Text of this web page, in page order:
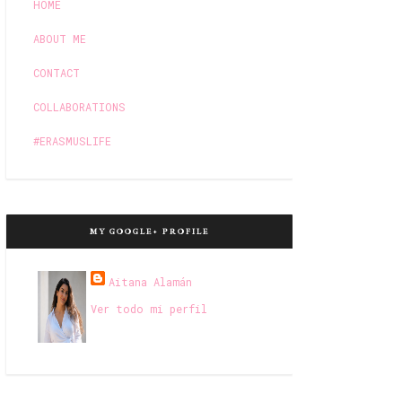
HOME
ABOUT ME
CONTACT
COLLABORATIONS
#ERASMUSLIFE
MY GOOGLE+ PROFILE
Aitana Alamán
Ver todo mi perfil